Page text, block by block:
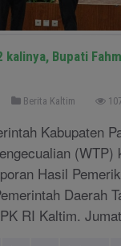
kalinya, Bupati
Berita Kaltim
Kabupaten
Hasil
Daerah
RI Kaltim.